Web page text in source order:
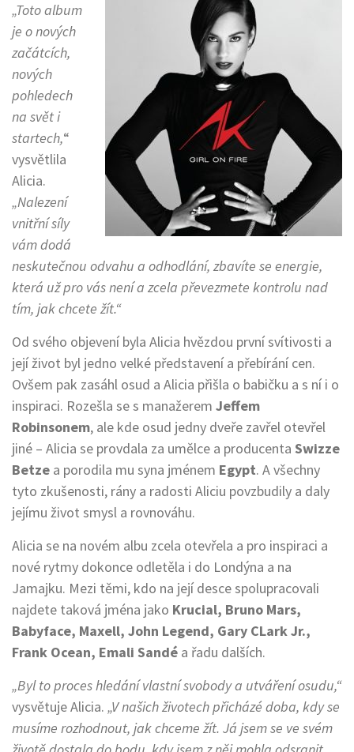
„Toto album
je o nových
začátcích,
nových
pohledech
na svět i
startech,“
vysvětlila
Alicia.
„Nalezení
vnitřní síly
vám dodá
neskutečnou odvahu a odhodlání, zbavíte se energie,
která už pro vás není a zcela převezmete kontrolu nad
tím, jak chcete žít.“
Od svého objevení byla Alicia hvězdou první svítivosti a
její život byl jedno velké představení a přebírání cen.
Ovšem pak zasáhl osud a Alicia přišla o babičku a s ní i o
inspiraci. Rozešla se s manažerem Jeffem
Robinsonem, ale kde osud jedny dveře zavřel otevřel
jiné – Alicia se provdala za umělce a producenta Swizze
Betze a porodila mu syna jménem Egypt. A všechny
tyto zkušenosti, rány a radosti Aliciu povzbudily a daly
jejímu život smysl a rovnováhu.
Alicia se na novém albu zcela otevřela a pro inspiraci a
nové rytmy dokonce odletěla i do Londýna a na
Jamajku. Mezi těmi, kdo na její desce spolupracovali
najdete taková jména jako Krucial, Bruno Mars,
Babyface, Maxell, John Legend, Gary CLark Jr.,
Frank Ocean, Emali Sandé a řadu dalších.
„Byl to proces hledání vlastní svobody a utváření osudu,“
vysvětuje Alicia. „V našich životech přicházé doba, kdy se
musíme rozhodnout, jak chceme žít. Já jsem se ve svém